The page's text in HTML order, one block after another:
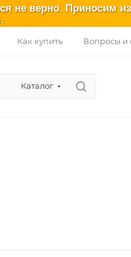
не верно. Приносим
Как купить Вопросы и
Каталог